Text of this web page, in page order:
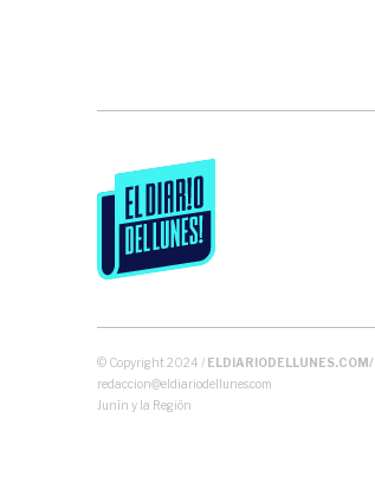
© Copyright 2024 / ELDIARIODELLUNES.COM/
redaccion@eldiariodellunes.com
Junín y la Región